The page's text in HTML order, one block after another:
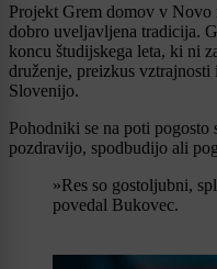
Projekt Grem domov v Novo
dobro uveljavljena tradicija.
koncu študijskega leta, ki ni
druženje, preizkus
Slovenijo.
Pohodniki se na poti
pozdravijo, spodbudijo ali
»Res so gostoljubni,
povedal Bukovec.